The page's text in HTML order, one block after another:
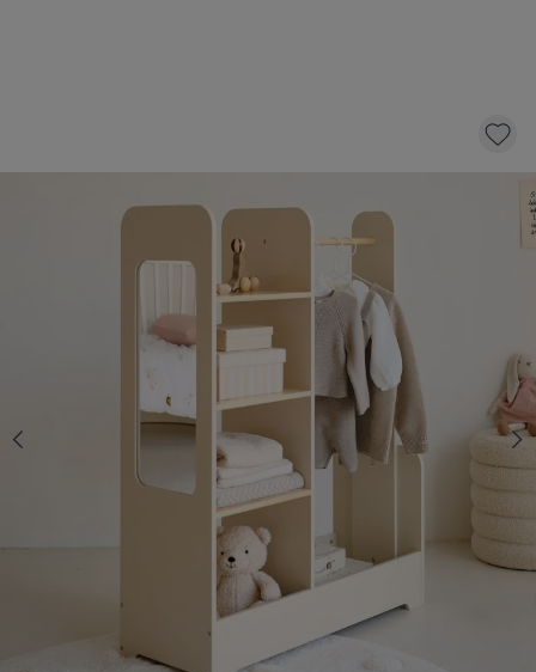
PENDERIE MONTESSORI «LUNE» | BEIGE
AJOUTER AU PANIER
Livraison rapide
En stock | Livraison rapide (2 à 5 jours
Paiement sécurisé et flexible